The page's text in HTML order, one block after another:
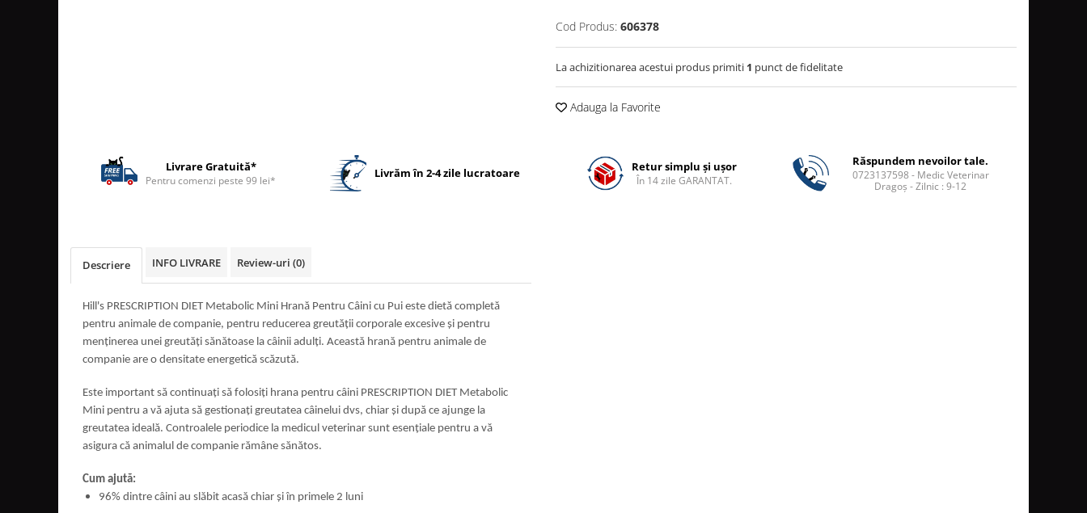
Cod Produs: 606378
La achizitionarea acestui produs primiti 1 punct de fidelitate
Adauga la Favorite
Livrare Gratuită*
Pentru comenzi peste 99 lei* Livrăm în 2-4 zile lucratoare Retur simplu și ușor
În 14 zile GARANTAT.
Răspundem nevoilor tale.
0723137598 - Medic Veterinar
Dragoș - Zilnic : 9-12
Descriere INFO LIVRARE Review-uri (0)
Hill's PRESCRIPTION DIET Metabolic Mini Hrană Pentru Câini cu Pui este dietă completă
pentru animale de companie, pentru reducerea greutăţii corporale excesive şi pentru
menţinerea unei greutăţi sănătoase la câinii adulţi. Această hrană pentru animale de
companie are o densitate energetică scăzută.
Este important să continuaţi să folosiţi hrana pentru câini PRESCRIPTION DIET Metabolic
Mini pentru a vă ajuta să gestionaţi greutatea câinelui dvs, chiar şi după ce ajunge la
greutatea ideală. Controalele periodice la medicul veterinar sunt esenţiale pentru a vă
asigura că animalul de companie rămâne sănătos.
Cum ajută:
96% dintre câini au slăbit acasă chiar și în primele 2 luni